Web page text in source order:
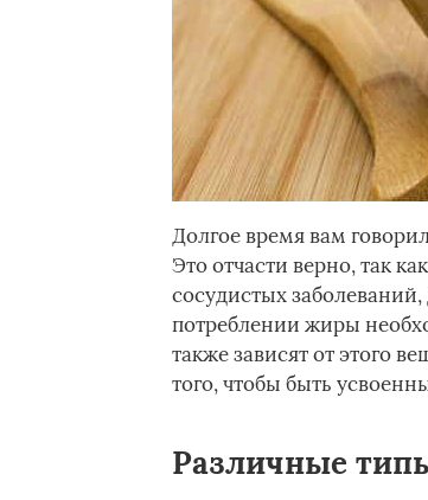
Долгое время вам
Это отчасти верно, так
сосудистых
потреблении жиры
также зависят от этого
того, чтобы быть
Различные